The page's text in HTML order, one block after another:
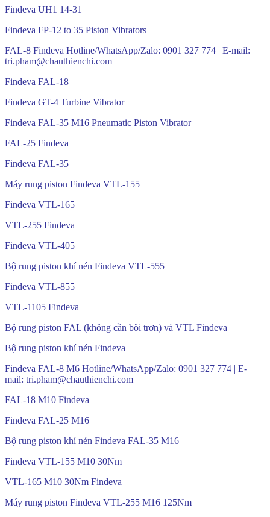
Findeva UH1 14-31
Findeva FP-12 to 35 Piston Vibrators
FAL-8 Findeva Hotline/WhatsApp/Zalo: 0901 327 774 | E-mail:
tri.pham@chauthienchi.com
Findeva FAL-18
Findeva GT-4 Turbine Vibrator
Findeva FAL-35 M16 Pneumatic Piston Vibrator
FAL-25 Findeva
Findeva FAL-35
Máy rung piston Findeva VTL-155
Findeva VTL-165
VTL-255 Findeva
Findeva VTL-405
Bộ rung piston khí nén Findeva VTL-555
Findeva VTL-855
VTL-1105 Findeva
Bộ rung piston FAL (không cần bôi trơn) và VTL Findeva
Bộ rung piston khí nén Findeva
Findeva FAL-8 M6 Hotline/WhatsApp/Zalo: 0901 327 774 | E-
mail: tri.pham@chauthienchi.com
FAL-18 M10 Findeva
Findeva FAL-25 M16
Bộ rung piston khí nén Findeva FAL-35 M16
Findeva VTL-155 M10 30Nm
VTL-165 M10 30Nm Findeva
Máy rung piston Findeva VTL-255 M16 125Nm